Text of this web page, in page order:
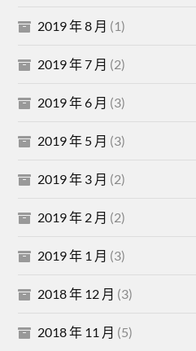
2019 年 8 月 (1)
2019 年 7 月 (2)
2019 年 6 月 (3)
2019 年 5 月 (3)
2019 年 3 月 (2)
2019 年 2 月 (2)
2019 年 1 月 (3)
2018 年 12 月 (3)
2018 年 11 月 (5)